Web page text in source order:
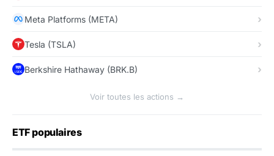
Meta Platforms (META)
Tesla (TSLA)
Berkshire Hathaway (BRK.B)
Voir toutes les actions →
ETF populaires